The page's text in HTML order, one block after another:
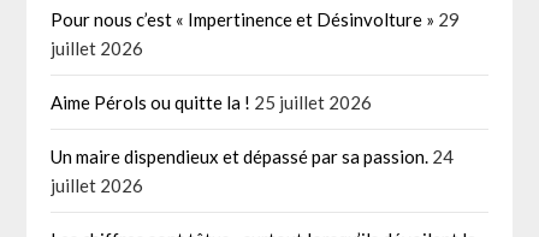
Pour nous c’est « Impertinence et Désinvolture » 29
juillet 2026
Aime Pérols ou quitte la ! 25 juillet 2026
Un maire dispendieux et dépassé par sa passion. 24
juillet 2026